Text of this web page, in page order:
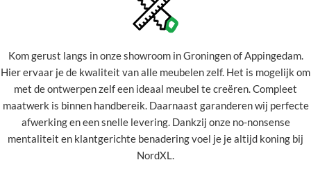
Kom gerust langs in onze showroom in Groningen of Appingedam.
Hier ervaar je de kwaliteit van alle meubelen zelf. Het is mogelijk om
met de ontwerpen zelf een ideaal meubel te creëren. Compleet
maatwerk is binnen handbereik. Daarnaast garanderen wij perfecte
afwerking en een snelle levering. Dankzij onze no-nonsense
mentaliteit en klantgerichte benadering voel je je altijd koning bij
NordXL.